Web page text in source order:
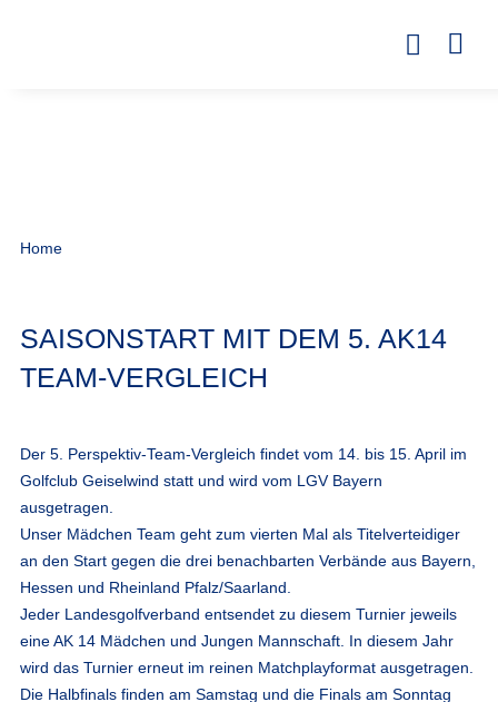
Home
SAISONSTART MIT DEM 5. AK14
TEAM-VERGLEICH
Der 5. Perspektiv-Team-Vergleich findet vom 14. bis 15. April im
Golfclub Geiselwind statt und wird vom LGV Bayern
ausgetragen.
Unser Mädchen Team geht zum vierten Mal als Titelverteidiger
an den Start gegen die drei benachbarten Verbände aus Bayern,
Hessen und Rheinland Pfalz/Saarland.
Jeder Landesgolfverband entsendet zu diesem Turnier jeweils
eine AK 14 Mädchen und Jungen Mannschaft. In diesem Jahr
wird das Turnier erneut im reinen Matchplayformat ausgetragen.
Die Halbfinals finden am Samstag und die Finals am Sonntag